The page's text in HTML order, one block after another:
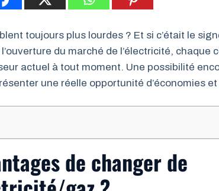
toujours plus lourdes ? Et si c’était le
du marché de l’électricité, chaque
actuel à tout moment. Une possibilité
une réelle opportunité d’économies
de changer de